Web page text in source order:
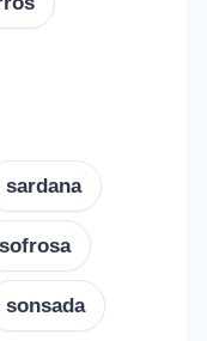
sardana
sofrosa
sonsada